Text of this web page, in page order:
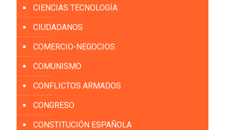
CIENCIAS TECNOLOGÍA
CIUDADANOS
COMERCIO-NEGOCIOS
COMUNISMO
CONFLICTOS ARMADOS
CONGRESO
CONSTITUCIÓN ESPAÑOLA